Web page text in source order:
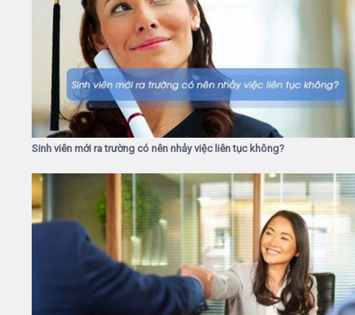
Sinh viên mới ra trường có nên nhảy việc liên tục không?